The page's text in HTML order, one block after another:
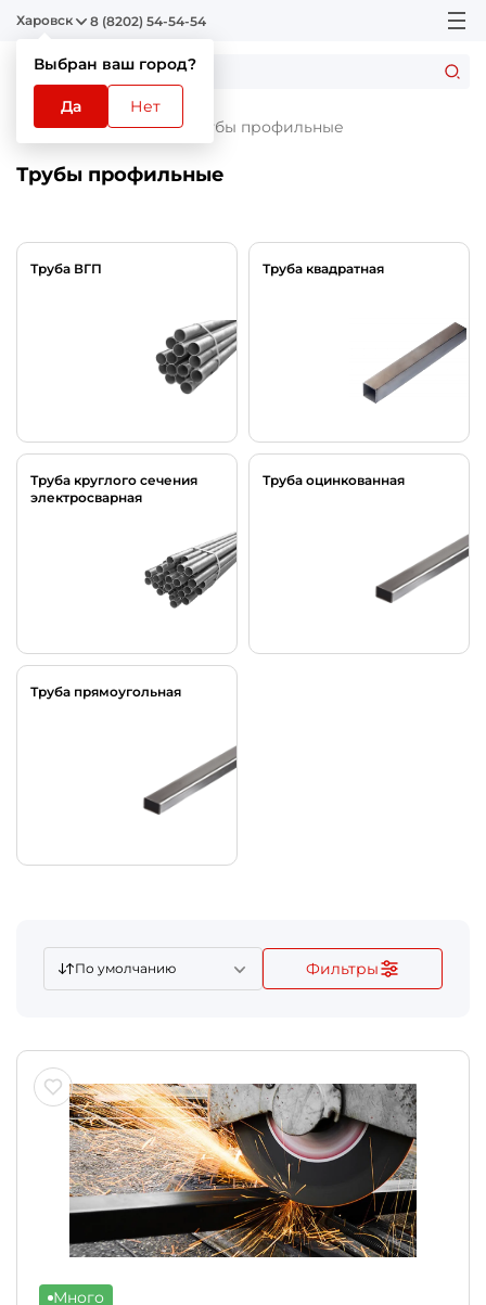
Харовск
Выбран ваш город?
Да Нет
8 (8202) 54-54-54
Главная Каталог Трубы профильные
Трубы профильные
Труба ВГП Труба квадратная
Труба круглого сечения
электросварная
Труба оцинкованная
Труба прямоугольная
По умолчанию Фильтры
Много